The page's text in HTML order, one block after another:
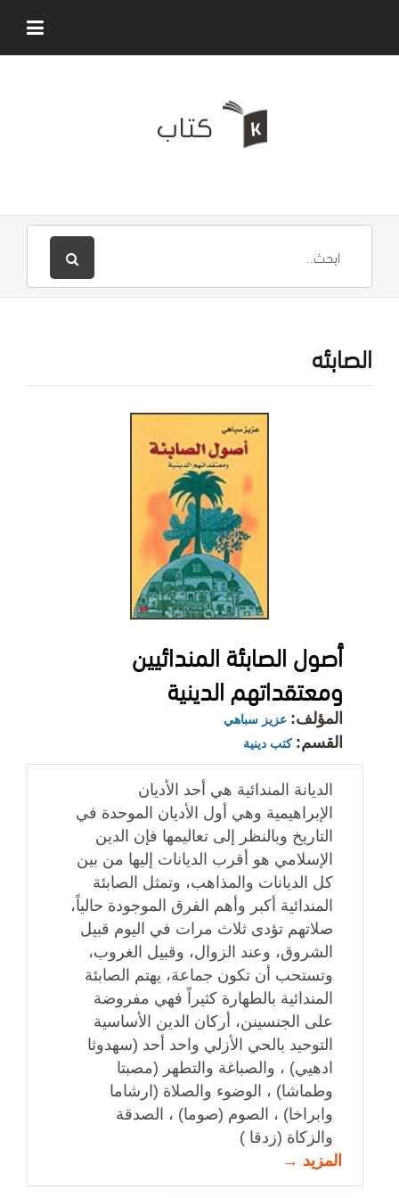
الصابئه
أصول الصابئة المندائيين
ومعتقداتهم الدينية
المؤلف: عزيز سباهي
القسم: كتب دينية
الديانة المندائية هي أحد الأديان
الإبراهيمية وهي أول الأديان الموحدة في
التاريخ وبالنظر إلى تعاليمها فإن الدين
الإسلامي هو أقرب الديانات إليها من بين
كل الديانات والمذاهب، وتمثل الصابئة
المندائية أكبر وأهم الفرق الموجودة حالياً،
صلاتهم تؤدى ثلاث مرات في اليوم قبيل
الشروق، وعند الزوال، وقبيل الغروب،
وتستحب أن تكون جماعة، يهتم الصابئة
المندائية بالطهارة كثيراً فهي مفروضة
على الجنسينن، أركان الدين الأساسية
التوحيد بالحي الأزلي واحد أحد (سهدوثا
ادهيي) ، والصباغة والتطهر (مصبتا
وطماشا) ، الوضوء والصلاة (ارشاما
وابراخا) ، الصوم (صوما) ، الصدقة
والزكاة (زدقا )
المزيد →